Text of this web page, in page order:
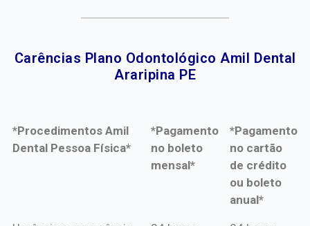
Carências Plano Odontológico Amil Dental
Araripina PE​
*Procedimentos Amil
Dental Pessoa Física*
*Pagamento
no boleto
mensal*
*Pagamento
no cartão
de crédito
ou boleto
anual*
*Procedimentos Amil
*Pagamento
*Pagamento